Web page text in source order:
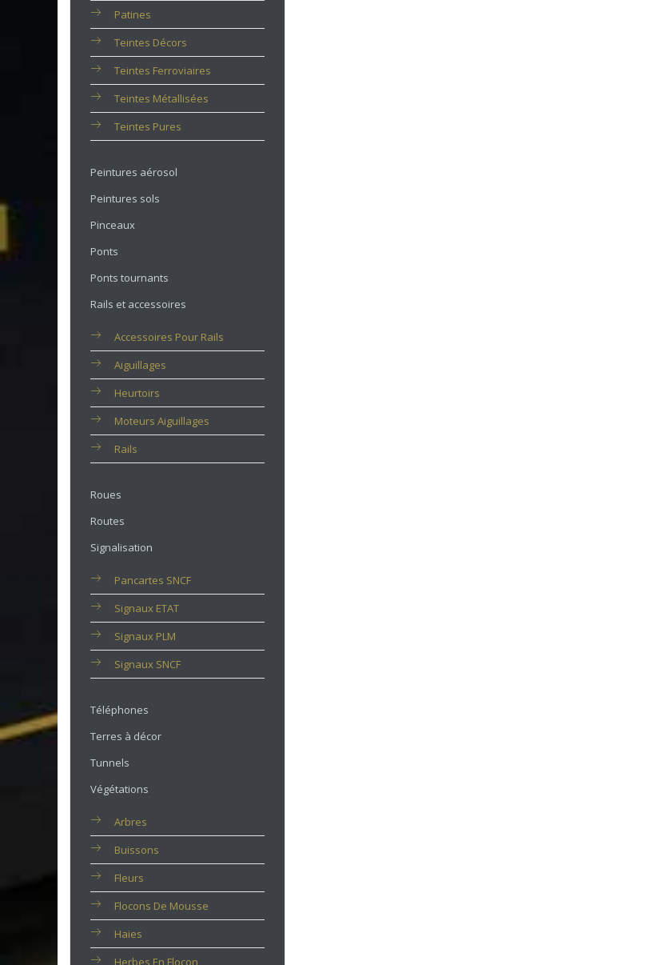
Patines
Teintes Décors
Teintes Ferroviaires
Teintes Métallisées
Teintes Pures
Peintures aérosol
Peintures sols
Pinceaux
Ponts
Ponts tournants
Rails et accessoires
Accessoires Pour Rails
Aiguillages
Heurtoirs
Moteurs Aiguillages
Rails
Roues
Routes
Signalisation
Pancartes SNCF
Signaux ETAT
Signaux PLM
Signaux SNCF
Téléphones
Terres à décor
Tunnels
Végétations
Arbres
Buissons
Fleurs
Flocons De Mousse
Haies
Herbes En Flocon